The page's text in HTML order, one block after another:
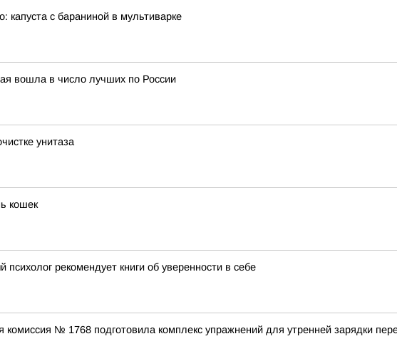
с бараниной в мультиварке
вошла в число лучших по России
унитаза
кошек
рекомендует книги об уверенности в себе
комиссия № 1768 подготовила комплекс упражнений для утренней зарядки